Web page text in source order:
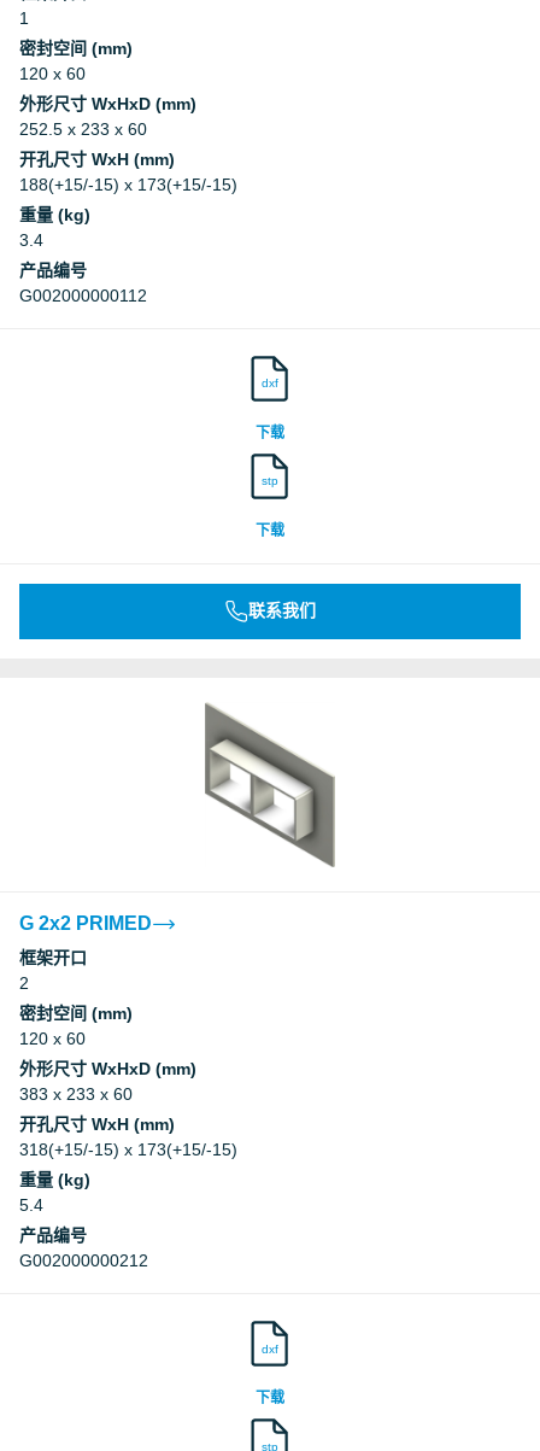
DNV
DNV
Underwriters Laboratories Inc.
Underwriters Laboratories Inc.
Underwriters Laboratories Inc.
Underwriters Laboratories Inc.
Underwriters Laboratories Inc.
Underwriters Laboratories Inc.
Underwriters Laboratories Inc.
Underwriters Laboratories Inc.
Underwriters Laboratories Inc.
1
密封空间 (mm)
120 x 60
外形尺寸 WxHxD (mm)
252.5 x 233 x 60
开孔尺寸 WxH (mm)
188(+15/-15) x 173(+15/-15)
重量 (kg)
3.4
产品编号
G002000000112
dxf
下载
stp
下载
联系我们
G 2x2 PRIMED
框架开口
2
密封空间 (mm)
120 x 60
外形尺寸 WxHxD (mm)
383 x 233 x 60
开孔尺寸 WxH (mm)
318(+15/-15) x 173(+15/-15)
重量 (kg)
5.4
产品编号
G002000000212
dxf
下载
stp